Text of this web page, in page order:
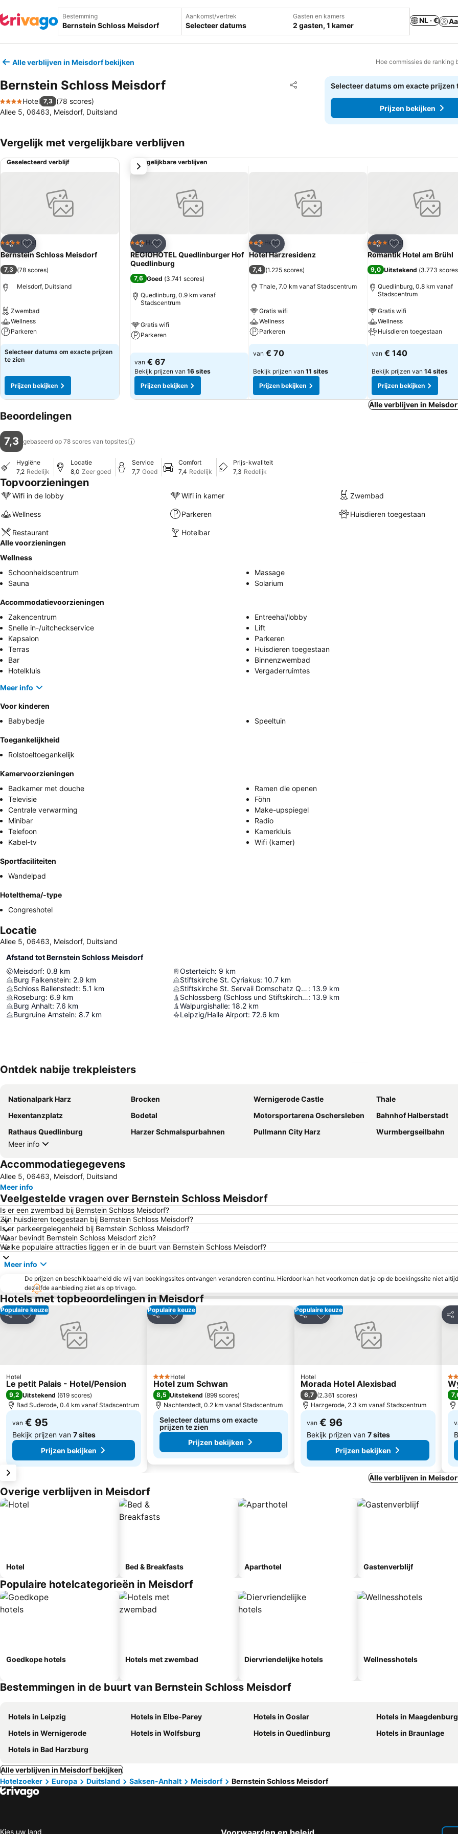
Bestemming Aankomst/vertrek
Selecteer datums
Gasten en kamers
2 gasten, 1 kamer
NL · €
Alle verblijven in Meisdorf bekijken Hoe commissies de ranking
Bernstein Schloss Meisdorf Delen
Toevoegen aan favorieten
4 Sterren
Hotel 7,3 (78 scores)
Allee 5, 06463, Meisdorf, Duitsland
Selecteer datums om exacte prijzen
Prijzen bekijken
Vergelijk met vergelijkbare verblijven
Geselecteerd verblijf
Delen
Toevoegen aan favorieten
4 SterrenHotel
Bernstein Schloss Meisdorf
7,3 (78 scores)
Meisdorf, Duitsland
Zwembad
Wellness
Parkeren
Selecteer datums om exacte prijzen
te zien
Prijzen bekijken
Vergelijkbare verblijven
Delen
Toevoegen aan favorieten
3 Sterren
Hotel
REGIOHOTEL Quedlinburger Hof
Quedlinburg
7,6 Goed (3.741 scores)
Quedlinburg, 0.9 km vanaf
Stadscentrum
Gratis wifi
Parkeren
van € 67
Bekijk prijzen van 16 sites
Prijzen bekijken
Delen
Toevoegen aan favorieten
3 Sterren
Hotel
Hotel Harzresidenz
7,4 (1.225 scores)
Thale, 7.0 km vanaf Stadscentrum
Gratis wifi
Wellness
Parkeren
van € 70
Bekijk prijzen van 11 sites
Prijzen bekijken
Delen
Toevoegen aan
4 SterrenHotel
Romantik Hotel am Brühl
9,0 Uitstekend (3.773 scores
Quedlinburg, 0.8 km vanaf
Stadscentrum
Gratis wifi
Wellness
Huisdieren toegestaan
van € 140
Bekijk prijzen van 14 sites
Prijzen bekijken
volgende
Alle verblijven in
Beoordelingen
7,3 gebaseerd op 78 scores van topsites
Hygiëne
7,2 Redelijk
Locatie
8,0 Zeer goed
Service
7,7 Goed
Comfort
7,4 Redelijk
Prijs-kwaliteit
7,3 Redelijk
Topvoorzieningen
Wifi in de lobby Wifi in kamer Zwembad
Wellness Parkeren Huisdieren toegestaan
Restaurant
Hotelbar
Alle voorzieningen
Wellness
Schoonheidscentrum
Massage
Sauna
Solarium
Accommodatievoorzieningen
Zakencentrum
Entreehal/lobby
Snelle in-/uitcheckservice
Lift
Kapsalon
Parkeren
Terras
Huisdieren toegestaan
Bar
Binnenzwembad
Hotelkluis
Vergaderruimtes
Meer info
Voor kinderen
Babybedje
Speeltuin
Toegankelijkheid
Rolstoeltoegankelijk
Kamervoorzieningen
Badkamer met douche
Ramen die openen
Televisie
Föhn
Centrale verwarming
Make-upspiegel
Minibar
Radio
Telefoon
Kamerkluis
Kabel-tv
Wifi (kamer)
Sportfaciliteiten
Wandelpad
Hotelthema/-type
Congreshotel
Locatie
Allee 5, 06463, Meisdorf, Duitsland
Afstand tot Bernstein Schloss Meisdorf
Meisdorf: 0.8 km
Burg Falkenstein: 2.9 km
Schloss Ballenstedt: 5.1 km
Roseburg: 6.9 km
Burg Anhalt: 7.6 km
Burgruine Arnstein: 8.7 km
Osterteich: 9 km
Stiftskirche St. Cyriakus: 10.7 km
Stiftskirche St. Servaii Domschatz Quedlinburg : 13.9 km
Schlossberg (Schloss und Stiftskirche): 13.9 km
Walpurgishalle: 18.2 km
Leipzig/Halle Airport: 72.6 km
Ontdek nabije trekpleisters
Nationalpark Harz Brocken Wernigerode Castle
Thale
Hexentanzplatz
Bodetal Motorsportarena Oschersleben
Bahnhof Halberstadt
Rathaus Quedlinburg
Harzer Schmalspurbahnen Pullmann City Harz
Wurmbergseilbahn
Meer info
Accommodatiegegevens
Allee 5, 06463, Meisdorf, Duitsland
Meer info
Veelgestelde vragen over Bernstein Schloss Meisdorf
Is er een zwembad bij Bernstein Schloss Meisdorf?
Zijn huisdieren toegestaan bij Bernstein Schloss Meisdorf?
Is er parkeergelegenheid bij Bernstein Schloss Meisdorf?
Waar bevindt Bernstein Schloss Meisdorf zich?
Welke populaire attracties liggen er in de buurt van Bernstein Schloss Meisdorf?
Meer info
De prijzen en beschikbaarheid die wij van boekingssites ontvangen veranderen continu. Hierdoor kan het voorkomen dat je op de boekingssite niet
dezelfde aanbieding ziet als op trivago.
Hotels met topbeoordelingen in Meisdorf
Populaire keuze
Delen
Toevoegen aan favorieten
Hotel
Le petit Palais - Hotel/Pension
9,2 Uitstekend (619 scores)
Bad Suderode, 0.4 km vanaf Stadscentrum
van € 95
Bekijk prijzen van 7 sites
Prijzen bekijken
Populaire keuze
Delen
Toevoegen aan favorieten
3 Sterren
Hotel
Hotel zum Schwan
8,5 Uitstekend (899 scores)
Nachterstedt, 0.2 km vanaf Stadscentrum
Selecteer datums om exacte
prijzen te zien
Prijzen bekijken
Populaire keuze
Delen
Toevoegen aan favorieten
Hotel
Morada Hotel Alexisbad
6,7 (2.361 scores)
Harzgerode, 2.3 km vanaf Stadscentrum
van € 96
Bekijk prijzen van 7 sites
Prijzen bekijken
4
Alle verblijven in
Overige verblijven in Meisdorf
Hotel Bed & Breakfasts Aparthotel Gastenverblijf
Populaire hotelcategorieën in Meisdorf
Goedkope hotels Hotels met zwembad Diervriendelijke hotels Wellnesshotels
Bestemmingen in de buurt van Bernstein Schloss Meisdorf
Hotels in Leipzig Hotels in Elbe-Parey Hotels in Goslar
Hotels in Maagdenburg
Hotels in Wernigerode
Hotels in Wolfsburg Hotels in Quedlinburg
Hotels in Braunlage
Hotels in Bad Harzburg
Alle verblijven in Meisdorf bekijken
Hotelzoeker
Europa Duitsland Saksen-Anhalt Meisdorf Bernstein Schloss Meisdorf
Kies uw land